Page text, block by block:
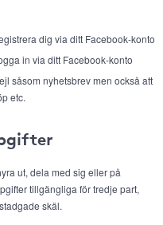
dig via ditt Facebook-konto
in via ditt Facebook-konto
såsom nyhetsbrev men också att
etc.
ut, dela med sig eller på
tillgängliga för tredje part,
skäl.